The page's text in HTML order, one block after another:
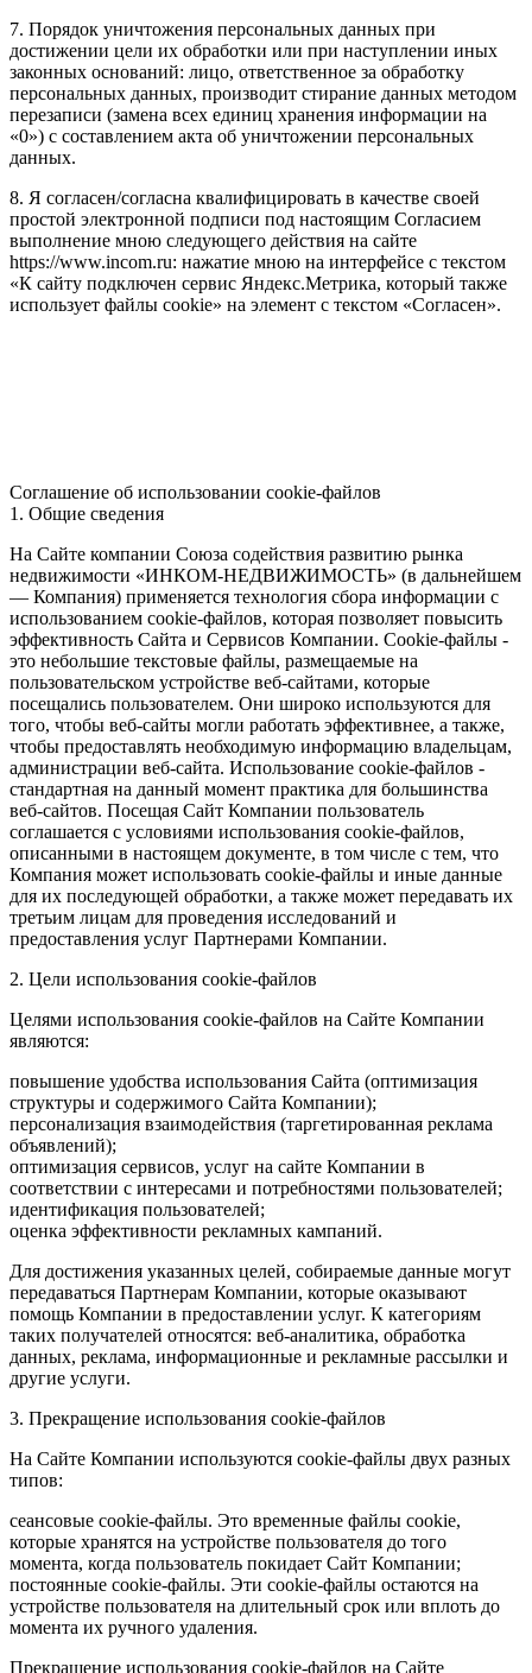
7. Порядок уничтожения персональных данных при
достижении цели их обработки или при наступлении иных
законных оснований: лицо, ответственное за обработку
персональных данных, производит стирание данных методом
перезаписи (замена всех единиц хранения информации на
«0») с составлением акта об уничтожении персональных
данных.
8. Я согласен/согласна квалифицировать в качестве своей
простой электронной подписи под настоящим Согласием
выполнение мною следующего действия на сайте
https://www.incom.ru: нажатие мною на интерфейсе с текстом
«К сайту подключен сервис Яндекс.Метрика, который также
использует файлы cookie» на элемент с текстом «Согласен».
Соглашение об использовании cookie-файлов
1. Общие сведения
На Сайте компании Союза содействия развитию рынка
недвижимости «ИНКОМ-НЕДВИЖИМОСТЬ» (в дальнейшем
— Компания) применяется технология сбора информации с
использованием cookie-файлов, которая позволяет повысить
эффективность Сайта и Сервисов Компании. Сookie-файлы -
это небольшие текстовые файлы, размещаемые на
пользовательском устройстве веб-сайтами, которые
посещались пользователем. Они широко используются для
того, чтобы веб-сайты могли работать эффективнее, а также,
чтобы предоставлять необходимую информацию владельцам,
администрации веб-сайта. Использование cookie-файлов -
стандартная на данный момент практика для большинства
веб-сайтов. Посещая Сайт Компании пользователь
соглашается с условиями использования cookie-файлов,
описанными в настоящем документе, в том числе с тем, что
Компания может использовать cookie-файлы и иные данные
для их последующей обработки, а также может передавать их
третьим лицам для проведения исследований и
предоставления услуг Партнерами Компании.
2. Цели использования cookie-файлов
Целями использования cookie-файлов на Сайте Компании
являются:
повышение удобства использования Сайта (оптимизация
структуры и содержимого Сайта Компании);
персонализация взаимодействия (таргетированная реклама
объявлений);
оптимизация сервисов, услуг на сайте Компании в
соответствии с интересами и потребностями пользователей;
идентификация пользователей;
оценка эффективности рекламных кампаний.
Для достижения указанных целей, собираемые данные могут
передаваться Партнерам Компании, которые оказывают
помощь Компании в предоставлении услуг. К категориям
таких получателей относятся: веб-аналитика, обработка
данных, реклама, информационные и рекламные рассылки и
другие услуги.
3. Прекращение использования cookie-файлов
На Сайте Компании используются cookie-файлы двух разных
типов:
сеансовые cookie-файлы. Это временные файлы cookie,
которые хранятся на устройстве пользователя до того
момента, когда пользователь покидает Сайт Компании;
постоянные cookie-файлы. Эти cookie-файлы остаются на
устройстве пользователя на длительный срок или вплоть до
момента их ручного удаления.
Прекращение использования cookie-файлов на Сайте